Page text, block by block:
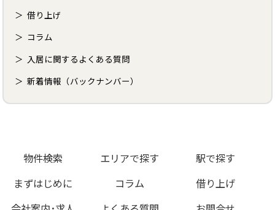
借り上げ
コラム
入居に関するよくある質問
新着情報（バックナンバー）
物件検索 エリアで探す
駅で探す
まずはじめに
コラム
借り上げ